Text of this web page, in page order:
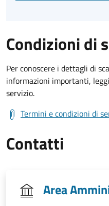
Condizioni di
Per conoscere i dettagli di
informazioni importanti,
servizio.
Termini e condizioni di
Contatti
Area